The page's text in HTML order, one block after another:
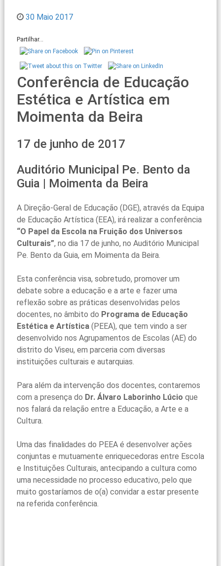
30 Maio 2017
Partilhar...
Conferência de Educação
Estética e Artística em
Moimenta da Beira
17 de junho de 2017
Auditório Municipal Pe. Bento da
Guia | Moimenta da Beira
A Direção-Geral de Educação (DGE), através da Equipa
de Educação Artística (EEA), irá realizar a conferência
“O Papel da Escola na Fruição dos Universos
Culturais”, no dia 17 de junho, no Auditório Municipal
Pe. Bento da Guia, em Moimenta da Beira.
Esta conferência visa, sobretudo, promover um
debate sobre a educação e a arte e fazer uma
reflexão sobre as práticas desenvolvidas pelos
docentes, no âmbito do Programa de Educação
Estética e Artística(PEEA), que tem vindo a ser
desenvolvido nos Agrupamentos de Escolas (AE) do
distrito do Viseu, em parceria com diversas
instituições culturais e autarquias.
Para além da intervenção dos docentes, contaremos
com a presença do Dr. Álvaro Laborinho Lúcio que
nos falará da relação entre a Educação, a Arte e a
Cultura.
Uma das finalidades do PEEA é desenvolver ações
conjuntas e mutuamente enriquecedoras entre Escola
e Instituições Culturais, antecipando a cultura como
uma necessidade no processo educativo, pelo que
muito gostaríamos de o(a) convidar a estar presente
na referida conferência.